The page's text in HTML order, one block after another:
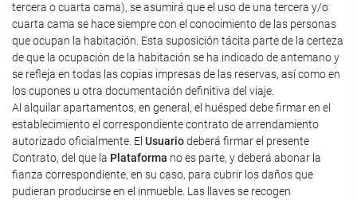
tercera o cuarta cama), se asumirá que el uso de una tercera y/o
cuarta cama se hace siempre con el conocimiento de las personas
que ocupan la habitación. Esta suposición tácita parte de la certeza
de que la ocupación de la habitación se ha indicado de antemano y
se refleja en todas las copias impresas de las reservas, así como en
los cupones u otra documentación definitiva del viaje.
Al alquilar apartamentos, en general, el huésped debe firmar en el
establecimiento el correspondiente contrato de arrendamiento
autorizado oficialmente. El Usuariodeberá firmar el presente
Contrato, del que la Plataforma no es parte, y deberá abonar la
fianza correspondiente, en su caso, para cubrir los daños que
pudieran producirse en el inmueble. Las llaves se recogen